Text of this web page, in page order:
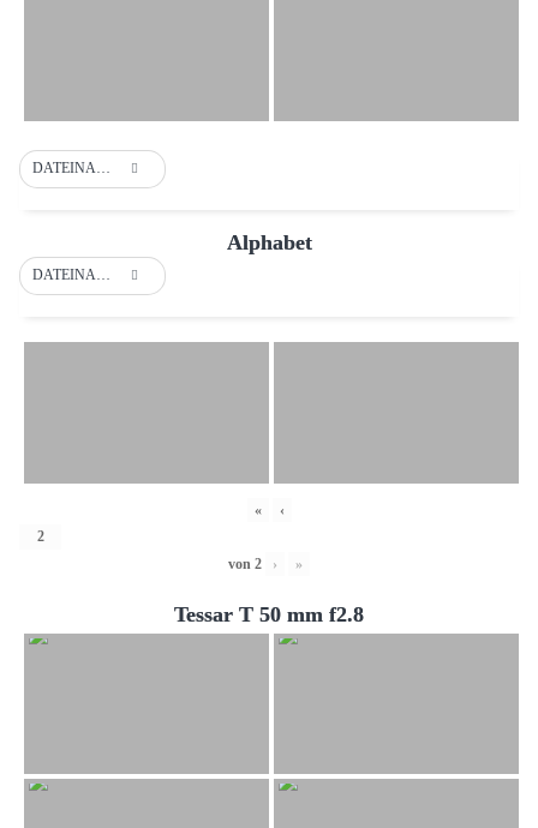
DATEINAME
Alphabet
DATEINAME
« ‹
von 2 › »
Tessar T 50 mm f2.8